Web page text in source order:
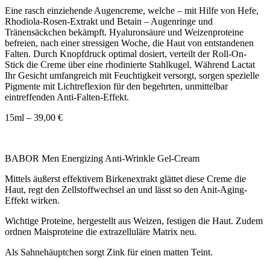
Eine rasch einziehende Augencreme, welche – mit Hilfe von Hefe,
Rhodiola-Rosen-Extrakt und Betain – Augenringe und
Tränensäckchen bekämpft. Hyaluronsäure und Weizenproteine
befreien, nach einer stressigen Woche, die Haut von entstandenen
Falten. Durch Knopfdruck optimal dosiert, verteilt der Roll-On-
Stick die Creme über eine rhodinierte Stahlkugel. Während Lactat
Ihr Gesicht umfangreich mit Feuchtigkeit versorgt, sorgen spezielle
Pigmente mit Lichtreflexion für den begehrten, unmittelbar
eintreffenden Anti-Falten-Effekt.
15ml – 39,00 €
BABOR Men Energizing Anti-Wrinkle Gel-Cream
Mittels äußerst effektivem Birkenextrakt glättet diese Creme die
Haut, regt den Zellstoffwechsel an und lässt so den Anit-Aging-
Effekt wirken.
Wichtige Proteine, hergestellt aus Weizen, festigen die Haut. Zudem
ordnen Maisproteine die extrazelluläre Matrix neu.
Als Sahnehäuptchen sorgt Zink für einen matten Teint.